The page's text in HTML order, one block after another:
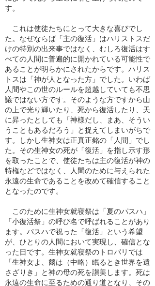
す。
これは使徒たちにとって大きな喜びでし
た。なぜならば「主の復活」はハリストスだ
けの特別の出来事ではなく、むしろ復活はす
べての人間に普遍的に開かれている可能性で
あることが明らかにされたからです。ハリス
トスは「神が人となった方」でした。いわば
人間やこの世のルールを超越していても不思
議ではない方です。そのような方ですから山
の上で光り輝いたり、死から復活したり、天
に昇ったとしても「神様だし、まあ、そうい
うこともあるだろう」と捉えてしまいがちで
す。しかし生神女は正真正銘の「人間」でし
た。その生神女の死が「復活」を指し示す形
を取ったことで、使徒たちは主の復活が神の
特権などではなく、人間のために与えられた
永遠の生命であることを改めて確信すること
となったのです。
このために生神女就寝祭は「夏のパスハ」
「小復活祭」の呼び名で呼ばれることがあり
ます。パスハで祝った「復活」という希望
が、ひとりの人間において実現し、確信とな
った日です。生神女就寝祭のトロパリでは
「生神女よ、爾は（中略）眠るとき世界を遺
さざりき」と神の母の死を讃美します。死は
永遠の生命に至るための通り道となり、その